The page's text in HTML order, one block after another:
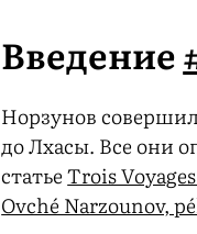
Введение
Норзунов
до Лхасы. Все они
статьеTrois Voyages
Ovché Narzounov,